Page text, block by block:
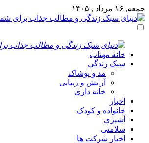
جمعه, ۱۶ مرداد , ۱۴۰۵
خانه مهتاب
سبک زندگی
مد و پوشاک
آرایش و زیبایی
خانه داری
اخبار
خانواده و کودک
آشپزی
سلامتی
اخبار شرکت ها